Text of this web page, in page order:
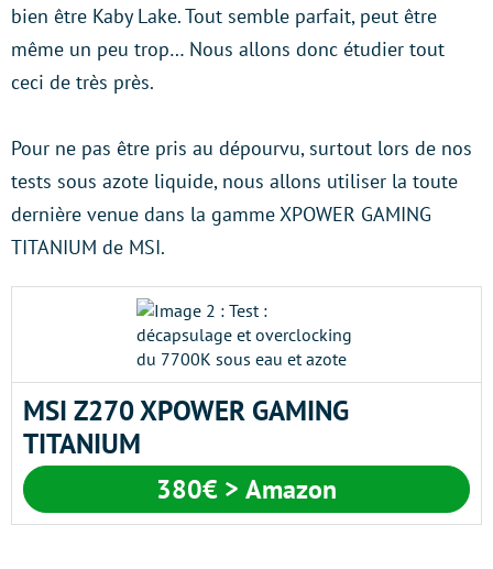
bien être Kaby Lake. Tout semble parfait, peut être
même un peu trop… Nous allons donc étudier tout
ceci de très près.
Pour ne pas être pris au dépourvu, surtout lors de nos
tests sous azote liquide, nous allons utiliser la toute
dernière venue dans la gamme XPOWER GAMING
TITANIUM de MSI.
MSI Z270 XPOWER GAMING
TITANIUM
380€ > Amazon